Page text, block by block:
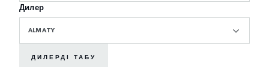
Дилер
ALMATY
ДИЛЕРДІ ТАБУ